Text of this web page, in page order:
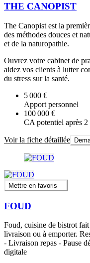
THE CANOPIST
The Canopist est la
des méthodes douces et
et de la naturopathie.
Ouvrez votre cabinet de
aidez vos clients à lutter
du stress sur la santé.
5 000 €
Apport personnel
100 000 €
CA potentiel après 2
Voir la fiche détaillée
Mettre en favoris
FOUD
Foud, cuisine de bistrot
livraison ou à emporter.
- Livraison repas - Pause
digitale